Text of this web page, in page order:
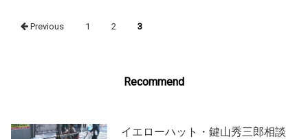
navigation
Previous 1 2 3
Recommend
イエローハット・鍵山秀三郎相談